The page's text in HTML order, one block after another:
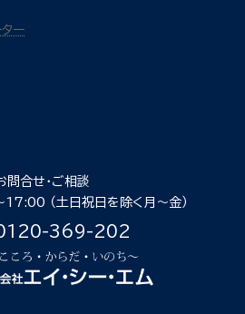
ー
問合せ・ご相談
17:00 （土日祝日を除く月〜金）
369-202